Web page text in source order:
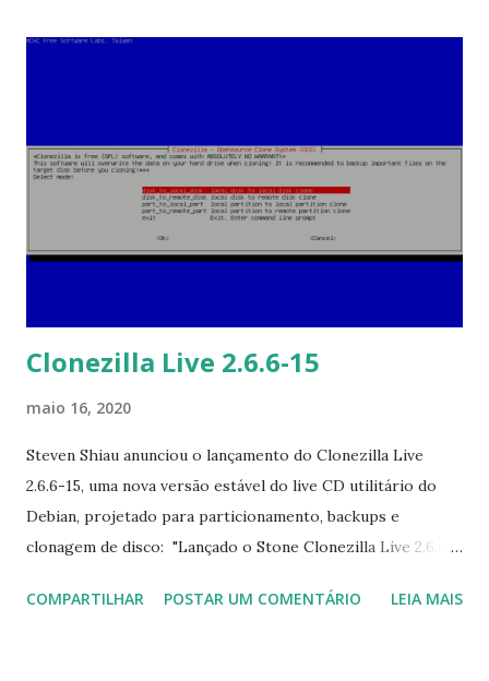
Secure Boot desativado como antes, mas após a instalação,
o Secure Boot pode ser ativado, ambos os instaladores:
Calamares e Sparky's Advanced fornecem suporte para essa
instalação; atualização da lista de pacotes desabilitada
Clonezilla Live 2.6.6-15
maio 16, 2020
Steven Shiau anunciou o lançamento do Clonezilla Live
2.6.6-15, uma nova versão estável do live CD utilitário do
Debian, projetado para particionamento, backups e
clonagem de disco: "Lançado o Stone Clonezilla Live 2.6.6-
aprimoramentos e correções de erros.Melhorias e
COMPARTILHAR POSTAR UM COMENTÁRIO LEIA MAIS